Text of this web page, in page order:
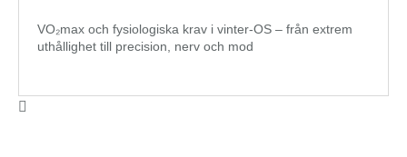
VO₂max och fysiologiska krav i vinter-OS – från extrem
uthållighet till precision, nerv och mod